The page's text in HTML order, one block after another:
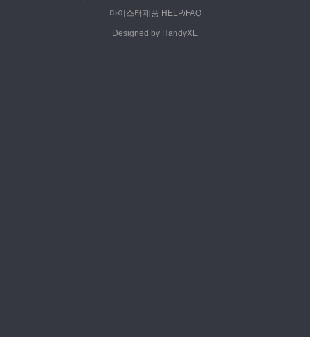
마이스터제품 HELP/FAQ
Designed by HandyXE